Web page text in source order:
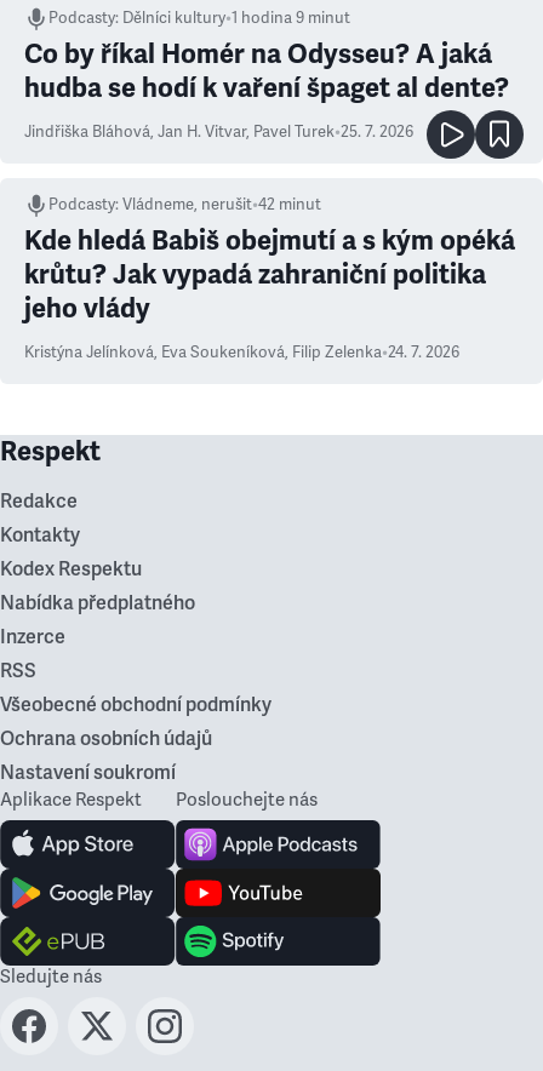
Podcasty: Dělníci kultury•1 hodina 9 minut
Co by říkal Homér na Odysseu? A jaká
hudba se hodí k vaření špaget al dente?
Jindřiška Bláhová, Jan H. Vitvar, Pavel Turek•25. 7. 2026
Podcasty:Vládneme, nerušit•42 minut
Kde hledá Babiš obejmutí a s kým opéká
krůtu? Jak vypadá zahraniční politika
jeho vlády
Kristýna Jelínková, Eva Soukeníková, Filip Zelenka•24. 7. 2026
Respekt
Redakce
Kontakty
Kodex Respektu
Nabídka předplatného
Inzerce
RSS
Všeobecné obchodní podmínky
Ochrana osobních údajů
Nastavení soukromí
Aplikace Respekt Poslouchejte nás
Sledujte nás